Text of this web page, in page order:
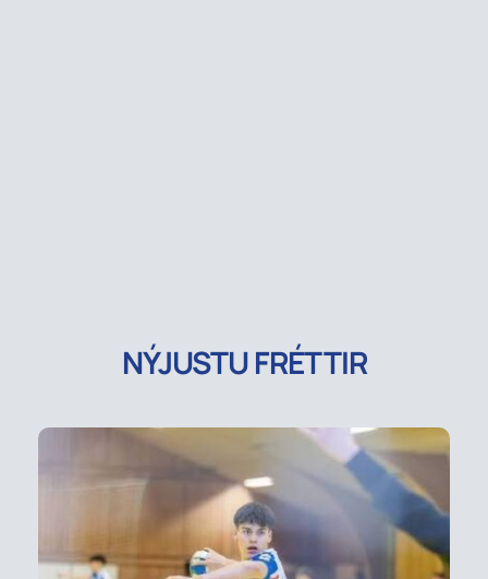
NÝJUSTU FRÉTTIR